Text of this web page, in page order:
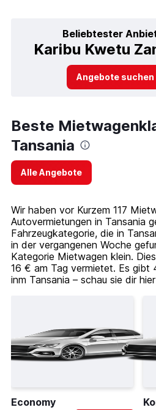
Beliebtester
Karibu Kwetu
Angebote suchen
Beste
Tansania
Alle Angebote
Wir haben vor Kurzem 117
Autovermietungen in Tansania
Fahrzeugkategorie, die in
in der vergangenen Woche
Kategorie Mietwagen klein.
16 € am Tag vermietet. Es gibt
inm Tansania – schau sie dir
Economy